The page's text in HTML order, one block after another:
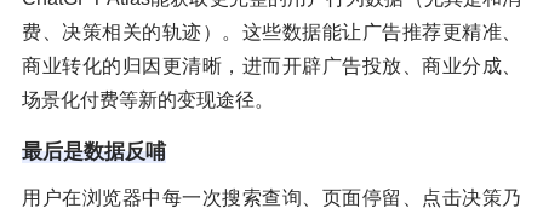
费、决策相关的轨迹）。这些数据能让广告推荐更精准、
商业转化的归因更清晰，进而开辟广告投放、商业分成、
场景化付费等新的变现途径。
最后是数据反哺
用户在浏览器中每一次搜索查询、页面停留、点击决策乃